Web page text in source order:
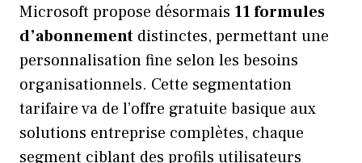
Microsoft propose désormais 11 formules
d’abonnement distinctes, permettant une
personnalisation fine selon les besoins
organisationnels. Cette segmentation
tarifaire va de l’offre gratuite basique aux
solutions entreprise complètes, chaque
segment ciblant des profils utilisateurs